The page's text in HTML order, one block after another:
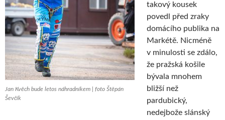
Jan Kvěch bude letos náhradníkem | foto Štěpán
Ševčík
takový kousek
povedl před zraky
domácího publika na
Markétě. Nicméně
v minulosti se zdálo,
že pražská košile
bývala mnohem
bližší než
pardubický,
nedejbože slánský